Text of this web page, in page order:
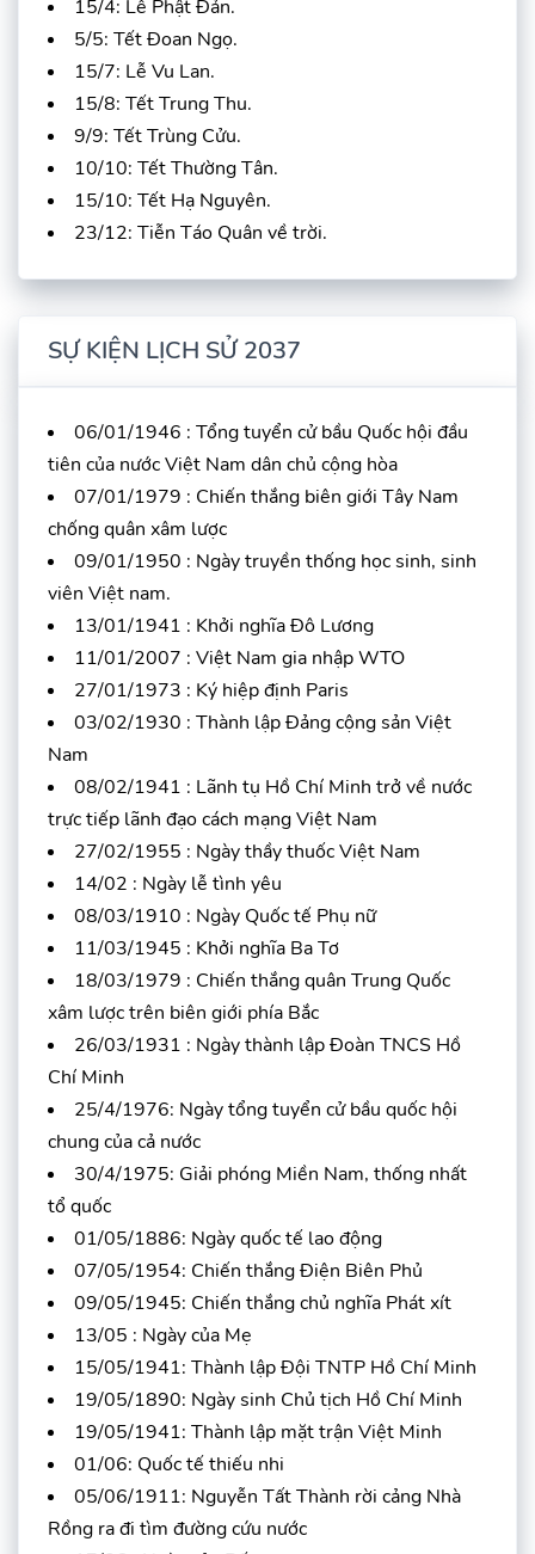
15/4: Lễ Phật Đản.
5/5: Tết Đoan Ngọ.
15/7: Lễ Vu Lan.
15/8: Tết Trung Thu.
9/9: Tết Trùng Cửu.
10/10: Tết Thường Tân.
15/10: Tết Hạ Nguyên.
23/12: Tiễn Táo Quân về trời.
SỰ KIỆN LỊCH SỬ 2037
06/01/1946 : Tổng tuyển cử bầu Quốc hội đầu
tiên của nước Việt Nam dân chủ cộng hòa
07/01/1979 : Chiến thắng biên giới Tây Nam
chống quân xâm lược
09/01/1950 : Ngày truyền thống học sinh, sinh
viên Việt nam.
13/01/1941 : Khởi nghĩa Đô Lương
11/01/2007 : Việt Nam gia nhập WTO
27/01/1973 : Ký hiệp định Paris
03/02/1930 : Thành lập Đảng cộng sản Việt
Nam
08/02/1941 : Lãnh tụ Hồ Chí Minh trở về nước
trực tiếp lãnh đạo cách mạng Việt Nam
27/02/1955 : Ngày thầy thuốc Việt Nam
14/02 : Ngày lễ tình yêu
08/03/1910 : Ngày Quốc tế Phụ nữ
11/03/1945 : Khởi nghĩa Ba Tơ
18/03/1979 : Chiến thắng quân Trung Quốc
xâm lược trên biên giới phía Bắc
26/03/1931 : Ngày thành lập Đoàn TNCS Hồ
Chí Minh
25/4/1976: Ngày tổng tuyển cử bầu quốc hội
chung của cả nước
30/4/1975: Giải phóng Miền Nam, thống nhất
tổ quốc
01/05/1886: Ngày quốc tế lao động
07/05/1954: Chiến thắng Điện Biên Phủ
09/05/1945: Chiến thắng chủ nghĩa Phát xít
13/05 : Ngày của Mẹ
15/05/1941: Thành lập Đội TNTP Hồ Chí Minh
19/05/1890: Ngày sinh Chủ tịch Hồ Chí Minh
19/05/1941: Thành lập mặt trận Việt Minh
01/06: Quốc tế thiếu nhi
05/06/1911: Nguyễn Tất Thành rời cảng Nhà
Rồng ra đi tìm đường cứu nước